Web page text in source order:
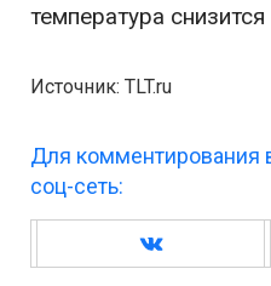
температура
Источник: TLT.ru
Для комментирования
соц-сеть: